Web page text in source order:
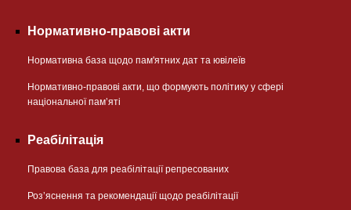
Нормативно-правові акти
Нормативна база щодо пам'ятних дат та ювілеїв
Нормативно-правові акти, що формують політику у сфері
національної памʼяті
Реабілітація
Правова база для реабілітації репресованих
Розʼяснення та рекомендації щодо реабілітації